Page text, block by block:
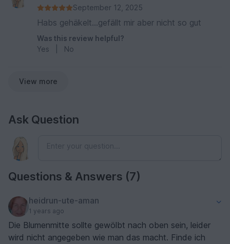
September 12, 2025
Habs gehäkelt...gefällt mir aber nicht so gut
Was this review helpful?
Yes
No
View more
Ask Question
Questions & Answers (7)
heidrun-ute-aman
1 years ago
Die Blumenmitte sollte gewölbt nach oben sein, leider
wird nicht angegeben wie man das macht. Finde ich